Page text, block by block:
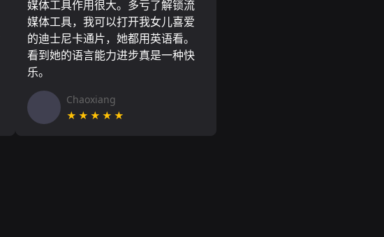
媒体工具作用很大。多亏了解锁流
媒体工具，我可以打开我女儿喜爱
的迪士尼卡通片，她都用英语看。
看到她的语言能力进步真是一种快
乐。
Chaoxiang
★★★★★